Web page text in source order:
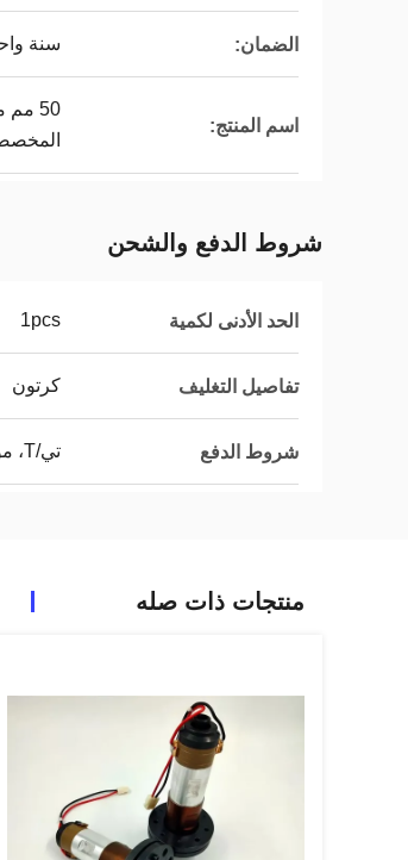
الضمان: سنة
اسم المنتج:
50
شروط الدفع والشحن
الحد الأدنى لكمية 1pcs
تفاصيل التغليف كرتون
شروط الدفع تي/T، مؤسسة ويسترن يونيون، Moneygram
منتجات ذات صله